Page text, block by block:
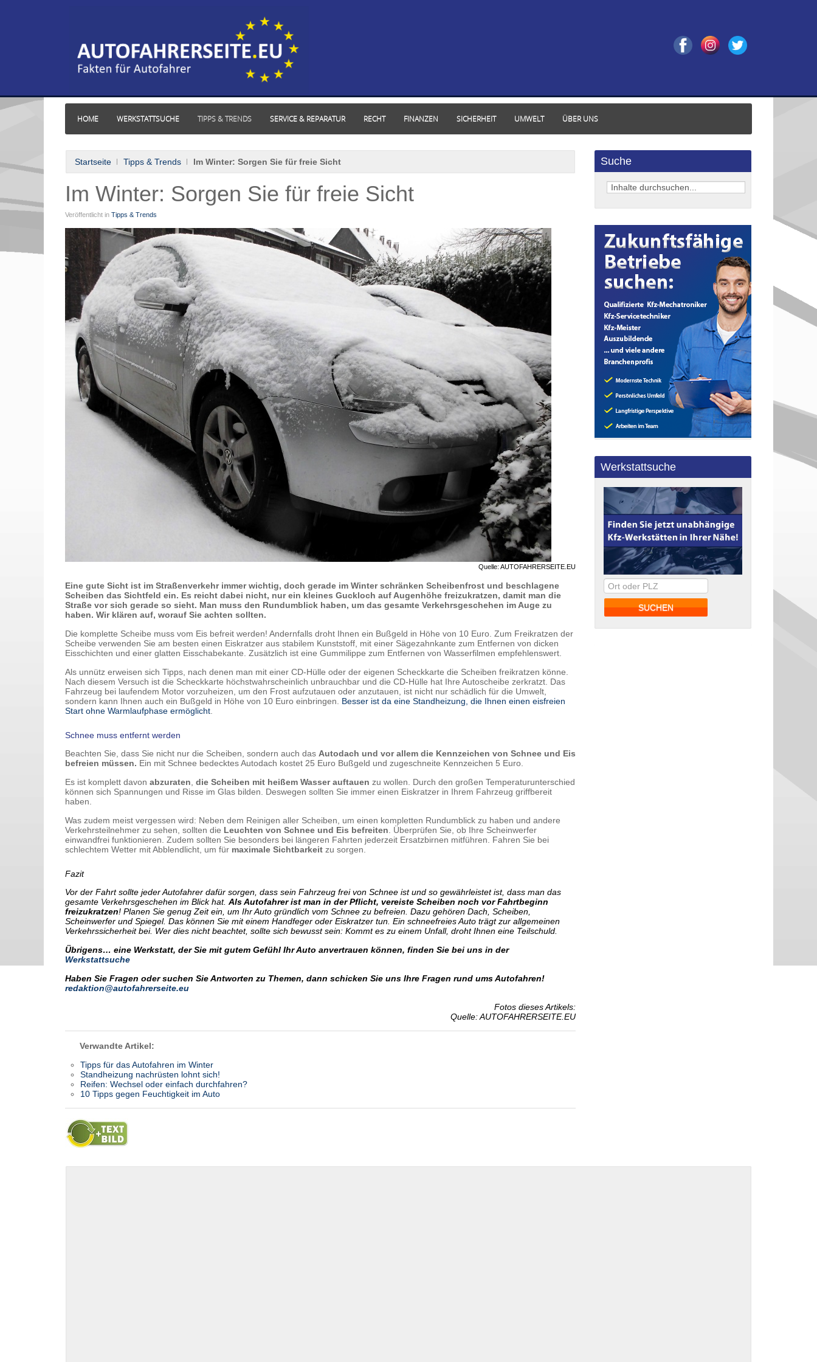
HOME WERKSTATTSUCHE TIPPS & TRENDS SERVICE & REPARATUR RECHT FINANZEN SICHERHEIT UMWELT ÜBER UNS
Startseite Tipps & Trends Im Winter: Sorgen Sie für freie Sicht
Im Winter: Sorgen Sie für freie Sicht
Veröffentlicht in Tipps & Trends
Quelle: AUTOFAHRERSEITE.EU
Eine gute Sicht ist im Straßenverkehr immer wichtig, doch gerade im Winter schränken Scheibenfrost und beschlagene
Scheiben das Sichtfeld ein. Es reicht dabei nicht, nur ein kleines Guckloch auf Augenhöhe freizukratzen, damit man die
Straße vor sich gerade so sieht. Man muss den Rundumblick haben, um das gesamte Verkehrsgeschehen im Auge zu
haben. Wir klären auf, worauf Sie achten sollten.
Die komplette Scheibe muss vom Eis befreit werden! Andernfalls droht Ihnen ein Bußgeld in Höhe von 10 Euro. Zum Freikratzen der
Scheibe verwenden Sie am besten einen Eiskratzer aus stabilem Kunststoff, mit einer Sägezahnkante zum Entfernen von dicken
Eisschichten und einer glatten Eisschabekante. Zusätzlich ist eine Gummilippe zum Entfernen von Wasserfilmen empfehlenswert.
Als unnütz erweisen sich Tipps, nach denen man mit einer CD-Hülle oder der eigenen Scheckkarte die Scheiben freikratzen könne.
Nach diesem Versuch ist die Scheckkarte höchstwahrscheinlich unbrauchbar und die CD-Hülle hat Ihre Autoscheibe zerkratzt. Das
Fahrzeug bei laufendem Motor vorzuheizen, um den Frost aufzutauen oder anzutauen, ist nicht nur schädlich für die Umwelt,
sondern kann Ihnen auch ein Bußgeld in Höhe von 10 Euro einbringen. Besser ist da eine Standheizung, die Ihnen einen eisfreien
Start ohne Warmlaufphase ermöglicht.
Schnee muss entfernt werden
Beachten Sie, dass Sie nicht nur die Scheiben, sondern auch das Autodach und vor allem die Kennzeichen von Schnee und Eis
befreien müssen. Ein mit Schnee bedecktes Autodach kostet 25 Euro Bußgeld und zugeschneite Kennzeichen 5 Euro.
Es ist komplett davon abzuraten, die Scheiben mit heißem Wasser auftauen zu wollen. Durch den großen Temperaturunterschied
können sich Spannungen und Risse im Glas bilden. Deswegen sollten Sie immer einen Eiskratzer in Ihrem Fahrzeug griffbereit
haben.
Was zudem meist vergessen wird: Neben dem Reinigen aller Scheiben, um einen kompletten Rundumblick zu haben und andere
Verkehrsteilnehmer zu sehen, sollten die Leuchten von Schnee und Eis befreiten. Überprüfen Sie, ob Ihre Scheinwerfer
einwandfrei funktionieren. Zudem sollten Sie besonders bei längeren Fahrten jederzeit Ersatzbirnen mitführen. Fahren Sie bei
schlechtem Wetter mit Abblendlicht, um für maximale Sichtbarkeit zu sorgen.
Fazit
Vor der Fahrt sollte jeder Autofahrer dafür sorgen, dass sein Fahrzeug frei von Schnee ist und so gewährleistet ist, dass man das
gesamte Verkehrsgeschehen im Blick hat. Als Autofahrer ist man in der Pflicht, vereiste Scheiben noch vor Fahrtbeginn
freizukratzen! Planen Sie genug Zeit ein, um Ihr Auto gründlich vom Schnee zu befreien. Dazu gehören Dach, Scheiben,
Scheinwerfer und Spiegel. Das können Sie mit einem Handfeger oder Eiskratzer tun. Ein schneefreies Auto trägt zur allgemeinen
Verkehrssicherheit bei. Wer dies nicht beachtet, sollte sich bewusst sein: Kommt es zu einem Unfall, droht Ihnen eine Teilschuld.
Übrigens… eine Werkstatt, der Sie mit gutem Gefühl Ihr Auto anvertrauen können, finden Sie bei uns in der
Werkstattsuche
Haben Sie Fragen oder suchen Sie Antworten zu Themen, dann schicken Sie uns Ihre Fragen rund ums Autofahren!
redaktion@autofahrerseite.eu
Fotos dieses Artikels:
Quelle: AUTOFAHRERSEITE.EU
Verwandte Artikel:
Tipps für das Autofahren im Winter
Standheizung nachrüsten lohnt sich!
Reifen: Wechsel oder einfach durchfahren?
10 Tipps gegen Feuchtigkeit im Auto
Suche
Werkstattsuche